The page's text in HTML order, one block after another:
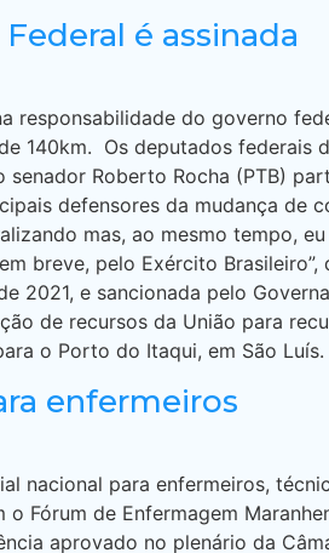
é assinada
responsabilidade do governo
140km. Os deputados federais
senador Roberto Rocha (PTB)
defensores da mudança de
mas, ao mesmo tempo,
breve, pelo Exército
2021, e sancionada pelo
de recursos da União para
o Porto do Itaqui, em São Luís.
enfermeiros
nacional para enfermeiros,
Fórum de Enfermagem
aprovado no plenário da